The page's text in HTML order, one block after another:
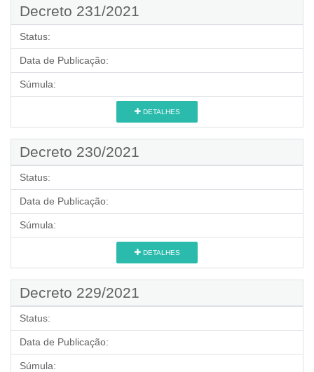
Decreto 231/2021
Status:
Data de Publicação:
Súmula:
DETALHES
Decreto 230/2021
Status:
Data de Publicação:
Súmula:
DETALHES
Decreto 229/2021
Status:
Data de Publicação:
Súmula: